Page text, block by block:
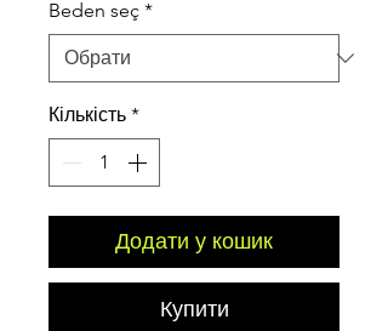
Beden seç *
Кількість *
Додати у кошик
Купити